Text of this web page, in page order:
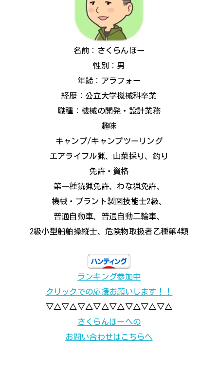
名前：さくらんぼー
性別：男
年齢：アラフォー
経歴：公立大学機械科卒業
職種：機械の開発・設計業務
趣味
キャンプ/キャンプツーリング
エアライフル猟、山菜採り、釣り
免許・資格
第一種銃猟免許、わな猟免許、
機械・プラント製図技能士2級、
普通自動車、普通自動二輪車、
2級小型船舶操縦士、危険物取扱者乙種第4類
ランキング参加中
クリックでの応援お願いします！！
▽△▽△▽△▽△▽△▽△▽△▽△
さくらんぼーへの
お問い合わせはこちらへ